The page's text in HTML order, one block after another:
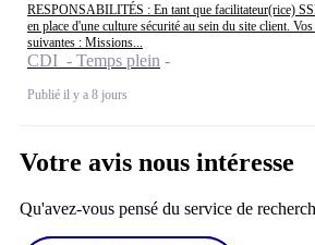
RESPONSABILITÉS : En tant que facilitateur(rice)
en place d'une culture sécurité au sein du site client.
suivantes : Missions...
CDI - Temps plein
Publié il y a 8 jours
Votre avis nous intéresse
Qu'avez-vous pensé du service de